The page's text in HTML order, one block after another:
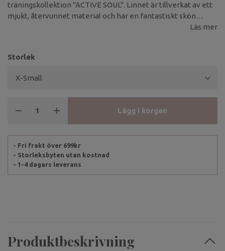
träningskollektion ''ACTIVE SOUL''. Linnet är tillverkat av ett
mjukt, återvunnet material och har en fantastiskt skön
Läs mer
Storlek
Lägg i korgen
- Fri frakt över 699kr
- Storleksbyten utan kostnad
- 1-4 dagars leverans
Produktbeskrivning